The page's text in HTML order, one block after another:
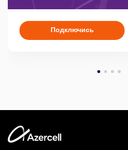
Подключись